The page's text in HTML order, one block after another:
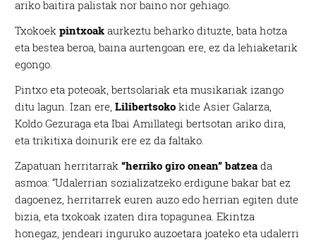
ariko baitira palistak nor baino nor gehiago.
Txokoekpintxoak aurkeztu beharko dituzte, bata hotza
eta bestea beroa, baina aurtengoan ere, ez da lehiaketarik
egongo.
Pintxo eta poteoak, bertsolariak eta musikariak izango
ditu lagun. Izan ere,Lilibertsoko kide Asier Galarza,
Koldo Gezuraga eta Ibai Amillategi bertsotan ariko dira,
eta trikitixa doinurik ere ez da faltako.
Zapatuan herritarrak“herriko giro onean” batzea da
asmoa: “Udalerrian sozializatzeko erdigune bakar bat ez
dagoenez, herritarrek euren auzo edo herrian egiten dute
bizia, eta txokoak izaten dira topagunea. Ekintza
honegaz, jendeari inguruko auzoetara joateko eta udalerri